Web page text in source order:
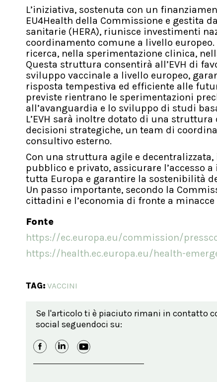
L’iniziativa, sostenuta con un
EU4Health della Commissione e gestita
sanitarie (HERA), riunisce investimenti
coordinamento comune a livello
ricerca, nella sperimentazione clinica,
Questa struttura consentirà all’EVH di
sviluppo vaccinale a livello europeo,
risposta tempestiva ed efficiente alle
previste rientrano le sperimentazioni
all’avanguardia e lo sviluppo di studi
L’EVH sarà inoltre dotato di una
decisioni strategiche, un team di
consultivo esterno.
Con una struttura agile e
pubblico e privato, assicurare
tutta Europa e garantire la sostenibilità
Un passo importante, secondo la
cittadini e l’economia di fronte a
Fonte
https://ec.europa.eu/commission/
https://health.ec.europa.eu/health-
TAG: VACCINI
Se l'articolo ti è piaciuto rimani in contatto
social seguendoci su: